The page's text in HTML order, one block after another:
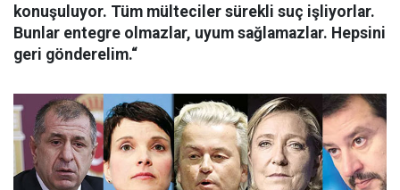
konuşuluyor. Tüm mülteciler sürekli suç işliyorlar.
Bunlar entegre olmazlar, uyum sağlamazlar. Hepsini
geri gönderelim.“